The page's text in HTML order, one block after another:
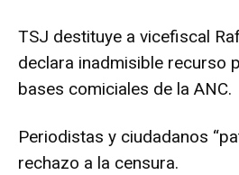
TSJ destituye a vicefiscal
declara inadmisible recurso
bases comiciales de la ANC.
Periodistas y ciudadanos
rechazo a la censura.